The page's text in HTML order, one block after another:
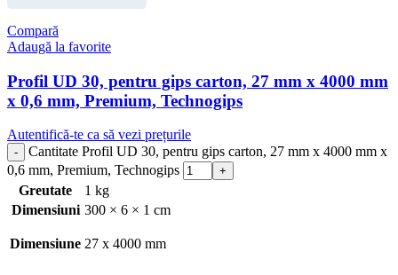
Compară
Adaugă la favorite
Profil UD 30, pentru gips carton, 27 mm x 4000 mm
x 0,6 mm, Premium, Technogips
Autentifică-te ca să vezi prețurile
Cantitate Profil UD 30, pentru gips carton, 27 mm x 4000 mm x
0,6 mm, Premium, Technogips
Greutate
1 kg
Dimensiuni 300 × 6 × 1 cm
Dimensiune 27 x 4000 mm